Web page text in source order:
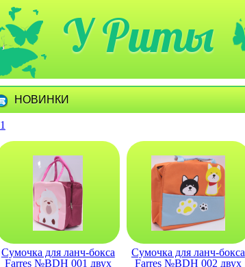
У Риты
НОВИНКИ
1
Сумочка для ланч-бокса
Farres №BDH 001 двух
Сумочка для ланч-бокса
Farres №BDH 002 двух